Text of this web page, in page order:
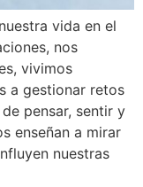
vida en el
nos
vivimos
a gestionar retos
pensar, sentir y
enseñan a mirar
nuestras